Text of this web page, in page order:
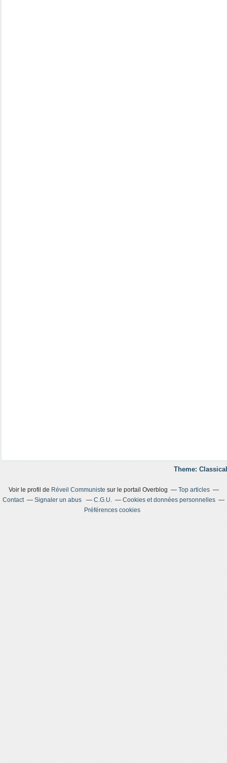
Theme:
Voir le profil de Réveil Communiste sur le portail Overblog
Top articles
Contact
Signaler un abus C.G.U.
Cookies et données personnelles
Préférences cookies